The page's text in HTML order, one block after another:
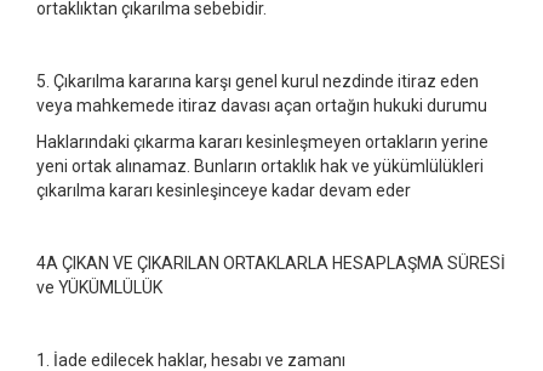
ortaklıktan çıkarılma sebebidir.
5. Çıkarılma kararına karşı genel kurul nezdinde itiraz eden
veya mahkemede itiraz davası açan ortağın hukuki durumu
Haklarındaki çıkarma kararı kesinleşmeyen ortakların yerine
yeni ortak alınamaz. Bunların ortaklık hak ve yükümlülükleri
çıkarılma kararı kesinleşinceye kadar devam eder
4A ÇIKAN VE ÇIKARILAN ORTAKLARLA HESAPLAŞMA SÜRESİ
ve YÜKÜMLÜLÜK
1. İade edilecek haklar, hesabı ve zamanı